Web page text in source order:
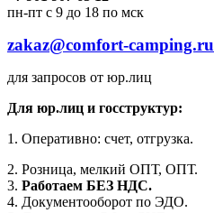
пн-пт с 9 до 18 по мск
zakaz@comfort-camping.ru
для запросов от юр.лиц
Для юр.лиц и госструктур:
1. Оперативно: счет, отгрузка.
2. Розница, мелкий ОПТ, ОПТ.
3. Работаем БЕЗ НДС.
4. Документооборот по ЭДО.